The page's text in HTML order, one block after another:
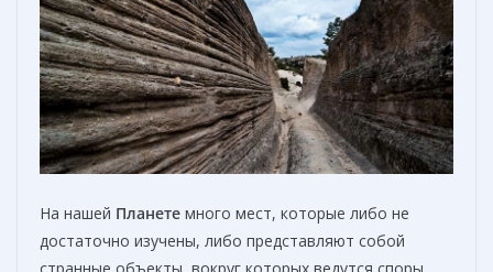
На нашей Планете много мест, которые либо не
достаточно изучены, либо представляют собой